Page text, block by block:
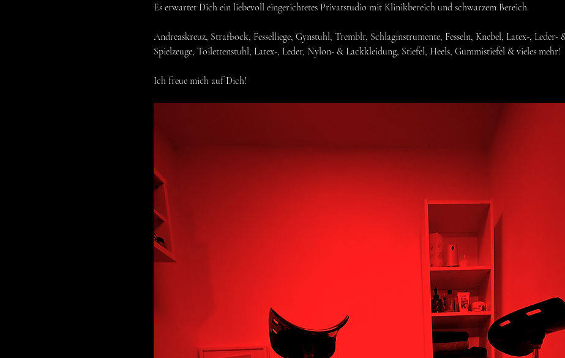
Es erwartet Dich ein liebevoll eingerichtetes Privatstudio mit Klinikbereich und schwarzem Bereich.
Andreaskreuz, Strafbock, Fesselliege, Gynstuhl, Tremblr, Schlaginstrumente, Fesseln, Knebel, Latex-, Leder-
Spielzeuge, Toilettenstuhl, Latex-, Leder, Nylon- & Lackkleidung, Stiefel, Heels, Gummistiefel & vieles mehr!
Ich freue mich auf Dich!